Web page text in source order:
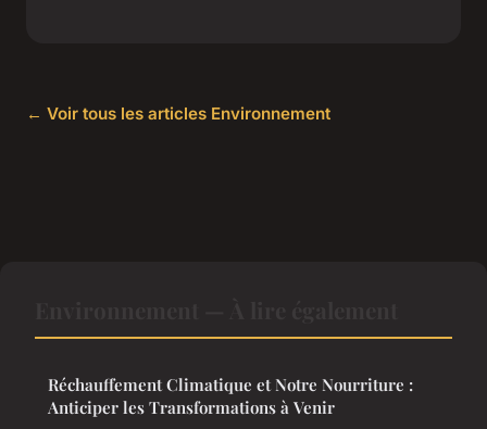
← Voir tous les articles Environnement
Réchauffement Climatique et Notre Nourriture :
Anticiper les Transformations à Venir